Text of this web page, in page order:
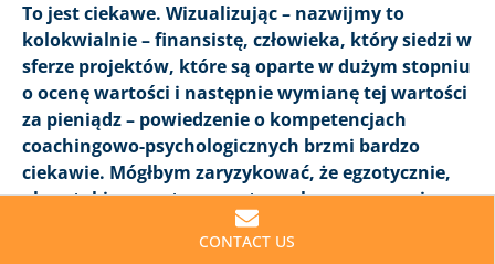
CONTACT US
To jest ciekawe. Wizualizując – nazwijmy to
kolokwialnie – finansistę, człowieka, który siedzi w
sferze projektów, które są oparte w dużym stopniu
o ocenę wartości i następnie wymianę tej wartości
za pieniądz – powiedzenie o kompetencjach
coachingowo-psychologicznych brzmi bardzo
ciekawie. Mógłbym zaryzykować, że egzotycznie,
ale w takim pozytywnym tego słowa znaczeniu.
Rozumiem to już z kontekstu naszej
dotychczasowej rozmowy – dlaczego tak jest.